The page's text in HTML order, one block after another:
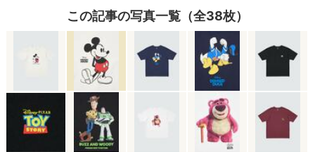
この記事の写真一覧（全38枚）